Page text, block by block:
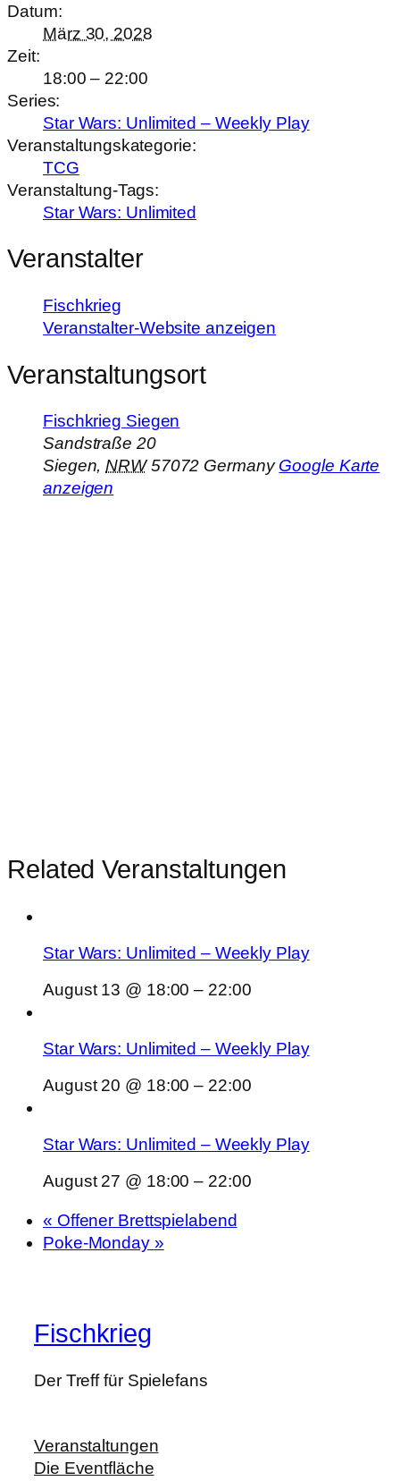
Datum:
März 30, 2028
Zeit:
18:00 – 22:00
Series:
Star Wars: Unlimited – Weekly Play
Veranstaltungskategorie:
TCG
Veranstaltung-Tags:
Star Wars: Unlimited
Veranstalter
Fischkrieg
Veranstalter-Website anzeigen
Veranstaltungsort
Fischkrieg Siegen
Sandstraße 20
Siegen, NRW 57072 Germany Google Karte
anzeigen
Related Veranstaltungen
Star Wars: Unlimited – Weekly Play
August 13 @ 18:00 – 22:00
Star Wars: Unlimited – Weekly Play
August 20 @ 18:00 – 22:00
Star Wars: Unlimited – Weekly Play
August 27 @ 18:00 – 22:00
« Offener Brettspielabend
Poke-Monday »
Fischkrieg
Der Treff für Spielefans
Veranstaltungen
Die Eventfläche